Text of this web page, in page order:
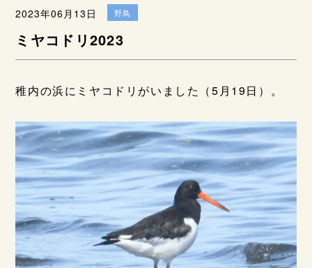
2023年06月13日 野鳥
ミヤコドリ2023
稚内の浜にミヤコドリがいました（5月19日）。